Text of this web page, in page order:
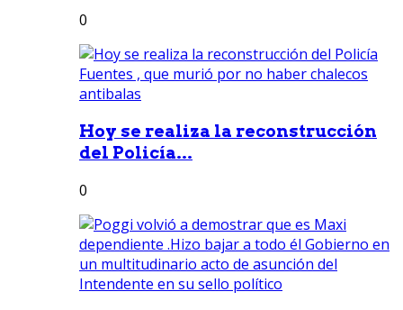
0
Hoy se realiza la reconstrucción
del Policía...
0